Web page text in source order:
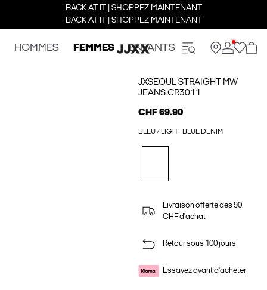
BACK AT IT | SHOPPEZ MAINTENANT
BACK AT IT | SHOPPEZ MAINTENANT
HOMMES FEMMES ENFANTS
JXSEOUL STRAIGHT MW
JEANS CR3011
CHF 69.90
BLEU / LIGHT BLUE DENIM
Livraison offerte dès 90
CHF d'achat
Retour sous 100 jours
Essayez avant d'acheter